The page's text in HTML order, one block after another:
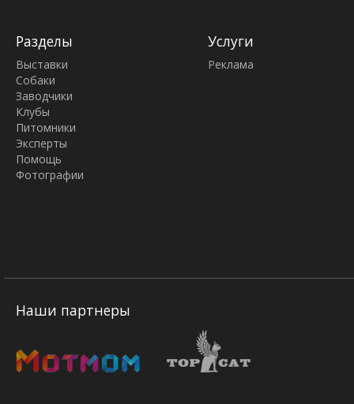
Разделы
Выставки
Собаки
Заводчики
Клубы
Питомники
Эксперты
Помощь
Фотографии
Услуги
Реклама
Наши партнеры